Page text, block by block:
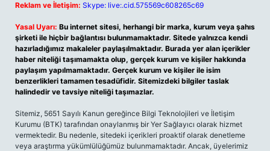
Reklam ve İletişim: Skype: live:.cid.575569c608265c69
Yasal Uyarı: Bu internet sitesi, herhangi bir marka, kurum veya şahıs
şirketi ile hiçbir bağlantısı bulunmamaktadır. Sitede yalnızca kendi
hazırladığımız makaleler paylaşılmaktadır. Burada yer alan içerikler
haber niteliği taşımamakta olup, gerçek kurum ve kişiler hakkında
paylaşım yapılmamaktadır. Gerçek kurum ve kişiler ile isim
benzerlikleri tamamen tesadüfidir. Sitemizdeki bilgiler taslak
halindedir ve tavsiye niteliği taşımazlar.
Sitemiz, 5651 Sayılı Kanun gereğince Bilgi Teknolojileri ve İletişim
Kurumu (BTK) tarafından onaylanmış bir Yer Sağlayıcı olarak hizmet
vermektedir. Bu nedenle, sitedeki içerikleri proaktif olarak denetleme
veya araştırma yükümlülüğümüz bulunmamaktadır. Ancak, üyelerimiz